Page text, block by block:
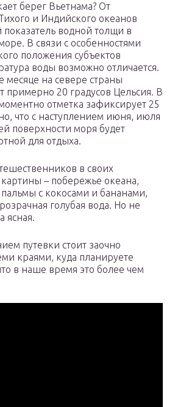
берег Вьетнама? От
и Индийского океанов
показатель водной толщи в
В связи с особенностями
положения субъектов
воды возможно отличается.
месяце на севере страны
примерно 20 градусов Цельсия. В
отметка зафиксирует 25
что с наступлением июня, июля
поверхности моря будет
для отдыха.
в своих
– побережье океана,
с кокосами и бананами,
голубая вода. Но не
ясная.
путевки стоит заочно
краями, куда планируете
в наше время это более чем